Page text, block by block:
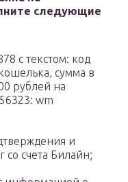
следующие
с текстом: код
сумма в
рублей на
wm
и
со счета Билайн;